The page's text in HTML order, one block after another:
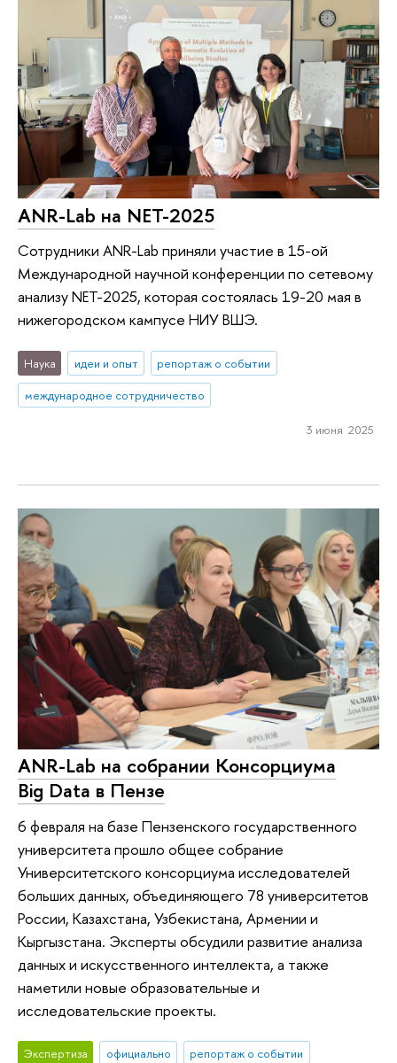
ANR-Lab на NET-2025
Сотрудники ANR-Lab приняли участие в 15-ой
Международной научной конференции по сетевому
анализу NET-2025, которая состоялась 19-20 мая в
нижегородском кампусе НИУ ВШЭ.
Наука идеи и опыт
репортаж о событии
международное сотрудничество
3 июня 2025
ANR-Lab на собрании Консорциума
Big Data в Пензе
6 февраля на базе Пензенского государственного
университета прошло общее собрание
Университетского консорциума исследователей
больших данных, объединяющего 78 университетов
России, Казахстана, Узбекистана, Армении и
Кыргызстана. Эксперты обсудили развитие анализа
данных и искусственного интеллекта, а также
наметили новые образовательные и
исследовательские проекты.
Экспертиза официально
репортаж о событии